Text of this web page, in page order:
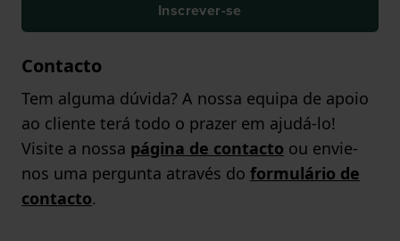
Inscrever-se
Contacto
Tem alguma dúvida? A nossa equipa de apoio
ao cliente terá todo o prazer em ajudá-lo!
Visite a nossa página de contacto ou envie-
nos uma pergunta através do formulário de
contacto.